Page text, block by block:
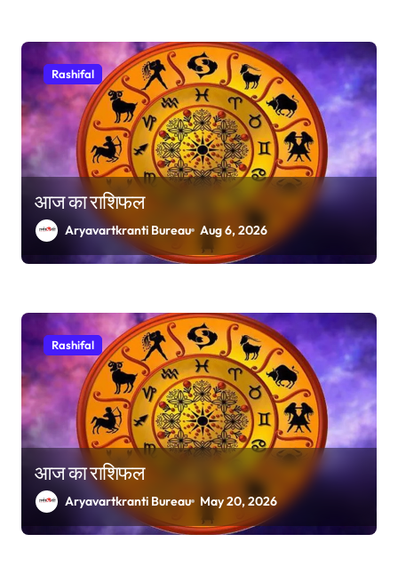
Rashifal
आज का राशिफल
Aryavartkranti Bureau Aug 6, 2026
Rashifal
आज का राशिफल
Aryavartkranti Bureau May 20, 2026